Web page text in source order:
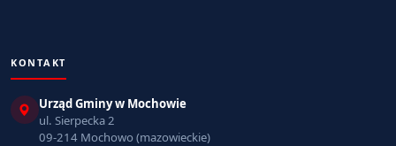
KONTAKT
Urząd Gminy w Mochowie
ul. Sierpecka 2
09-214 Mochowo (mazowieckie)